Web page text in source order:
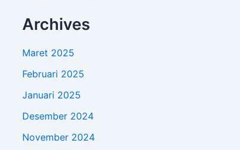
Archives
Maret 2025
Februari 2025
Januari 2025
Desember 2024
November 2024